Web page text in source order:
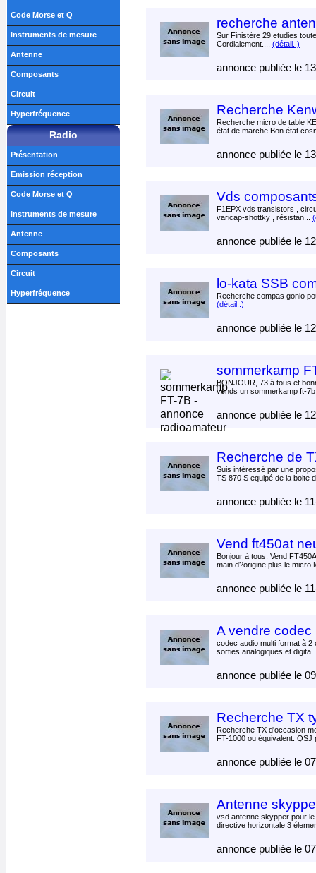
recherche
Sur Finistère 29 etudies
Cordialement.... (détail..)
annonce publiée le
Recherche
Recherche micro de table
état de marche Bon état
annonce publiée le
Vds
F1EPX vds transistors ,
varicap-shottky , résistan...
annonce publiée le
lo-kata SSB
Recherche compas gonio
(détail..)
annonce publiée le
sommerkamp
BONJOUR, 73 à tous et
vends un sommerkamp ft-
annonce publiée le
Recherche de
Suis intéressé par une
TS 870 S equipé de la boite
annonce publiée le
Vend ft450at
Bonjour à tous. Vend
main d?origine plus le micro
annonce publiée le
A vendre
codec audio multi format à 2
sorties analogiques et
annonce publiée le
Recherche TX
Recherche TX d'occasion
FT-1000 ou équivalent. QSJ
annonce publiée le
Antenne
vsd antenne skypper pour
directive horizontale 3
annonce publiée le
Code Morse et Q
Instruments de mesure
Antenne
Composants
Circuit
Hyperfréquence
Radio
Présentation
Emission réception
Code Morse et Q
Instruments de mesure
Antenne
Composants
Circuit
Hyperfréquence